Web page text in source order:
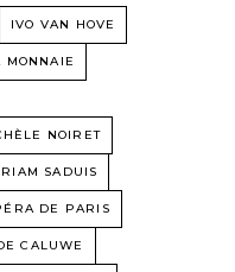
IVO VAN HOVE
MONNAIE
NOIRET
SADUIS
DE PARIS
CALUWE